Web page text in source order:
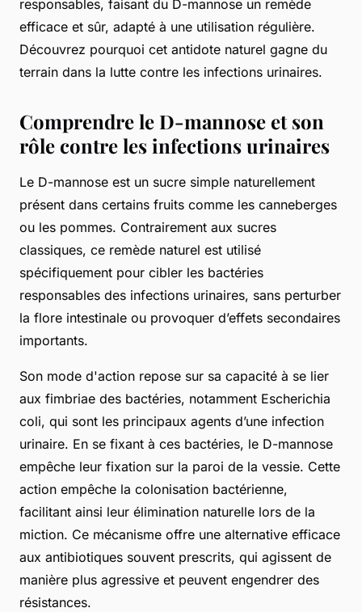
responsables, faisant du D-mannose un remède
efficace et sûr, adapté à une utilisation régulière.
Découvrez pourquoi cet antidote naturel gagne du
terrain dans la lutte contre les infections urinaires.
Comprendre le D-mannose et son
rôle contre les infections urinaires
Le D-mannose est un sucre simple naturellement
présent dans certains fruits comme les canneberges
ou les pommes. Contrairement aux sucres
classiques, ce remède naturel est utilisé
spécifiquement pour cibler les bactéries
responsables des infections urinaires, sans perturber
la flore intestinale ou provoquer d’effets secondaires
importants.
Son mode d'action repose sur sa capacité à se lier
aux fimbriae des bactéries, notamment Escherichia
coli, qui sont les principaux agents d’une infection
urinaire. En se fixant à ces bactéries, le D-mannose
empêche leur fixation sur la paroi de la vessie. Cette
action empêche la colonisation bactérienne,
facilitant ainsi leur élimination naturelle lors de la
miction. Ce mécanisme offre une alternative efficace
aux antibiotiques souvent prescrits, qui agissent de
manière plus agressive et peuvent engendrer des
résistances.